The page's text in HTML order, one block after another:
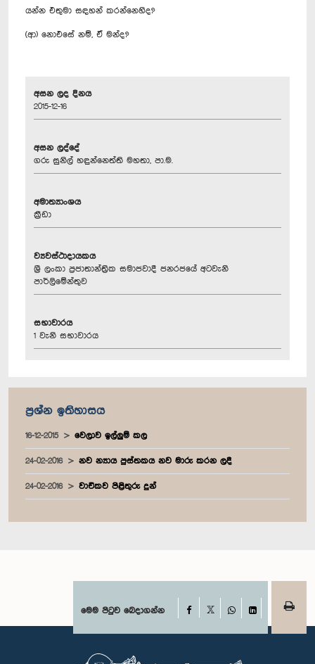
යන්න එතුමා සඳහන් කරන්නෙහිද?
(ආ) නොඑසේ නම්, ඒ මන්ද?
අසන ලද දිනය
2015-12-16
අසන ලද්දේ
ගරු සුනිල් හඳුන්නෙත්ති මහතා, පා.ම.
අමාත්‍යාංශය
ක්‍රීඩා
ව්‍යවස්ථාදායකය
ශ්‍රී ලංකා ප්‍රජාතාන්ත්‍රික සමාජවාදී ජනරජයේ අටවැනි
පාර්ලිමේන්තුව
සභාවාරය
1 වැනි සභාවාරය
ප්‍රශ්න ඉතිහාසය
16-12-2015 වෙලාව ඉල්ලුම් කල
24-02-2016 නව න්‍යාය පුස්තකය නව මාරු කරන ලදී
24-02-2016 වාචිකව පිළිතුරු දුන්
මෙම පිටුව බෙදාගන්න Facebook
WhatsAppLinkedIn